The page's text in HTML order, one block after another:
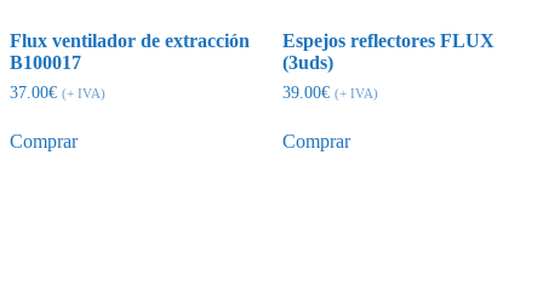
Flux ventilador de extracción
B100017
37.00€ (+ IVA)
Comprar
Espejos reflectores FLUX
(3uds)
39.00€ (+ IVA)
Comprar